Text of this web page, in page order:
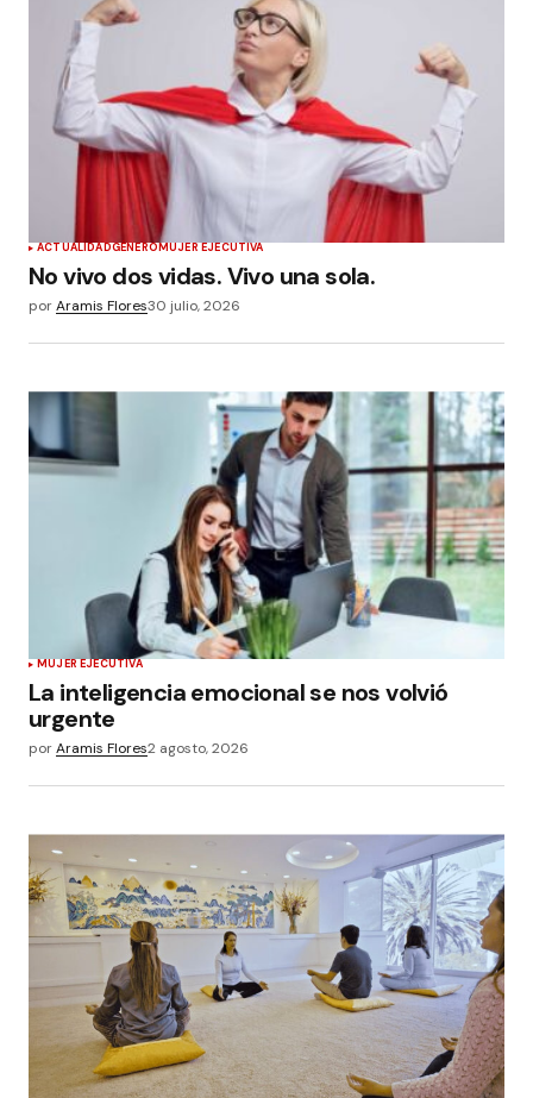
ACTUALIDADGÉNEROMUJER EJECUTIVA
No vivo dos vidas. Vivo una sola.
porAramis Flores30 julio, 2026
MUJER EJECUTIVA
La inteligencia emocional se nos volvió
urgente
porAramis Flores2 agosto, 2026